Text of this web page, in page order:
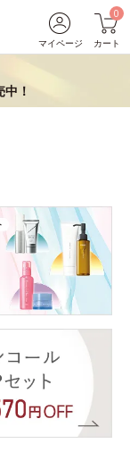
マイページ
0
カート
！